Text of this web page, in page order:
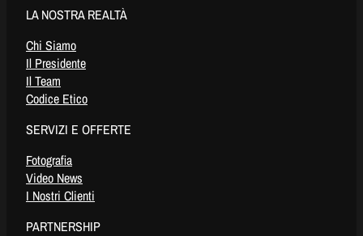
LA NOSTRA REALTÀ
Chi Siamo
Il Presidente
Il Team
Codice Etico
SERVIZI E OFFERTE
Fotografia
Video News
I Nostri Clienti
PARTNERSHIP